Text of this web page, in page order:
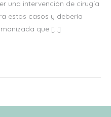
una intervención de cirugía
estos casos y debería
que […]